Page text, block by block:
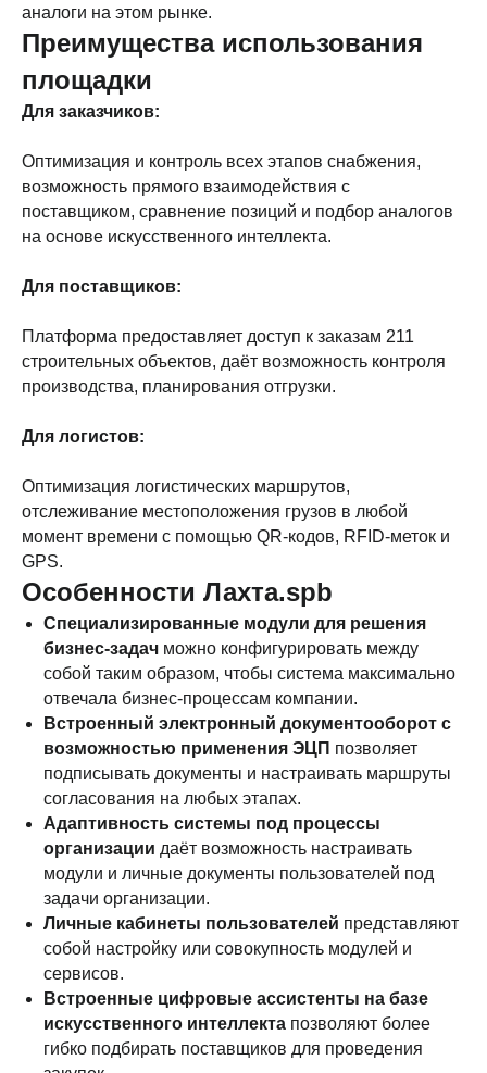
аналоги на этом рынке.
Преимущества использования
площадки
Для заказчиков:
Оптимизация и контроль всех этапов снабжения,
возможность прямого взаимодействия с
поставщиком, сравнение позиций и подбор аналогов
на основе искусственного интеллекта.
Для поставщиков:
Платформа предоставляет доступ к заказам 211
строительных объектов, даёт возможность контроля
производства, планирования отгрузки.
Для логистов:
Оптимизация логистических маршрутов,
отслеживание местоположения грузов в любой
момент времени с помощью QR-кодов, RFID-меток и
GPS.
Особенности Лахта.spb
Специализированные модули для решения
бизнес-задач можно конфигурировать между
собой таким образом, чтобы система максимально
отвечала бизнес-процессам компании.
Встроенный электронный документооборот с
возможностью применения ЭЦП позволяет
подписывать документы и настраивать маршруты
согласования на любых этапах.
Адаптивность системы под процессы
организации даёт возможность настраивать
модули и личные документы пользователей под
задачи организации.
Личные кабинеты пользователей представляют
собой настройку или совокупность модулей и
сервисов.
Встроенные цифровые ассистенты на базе
искусственного интеллекта позволяют более
гибко подбирать поставщиков для проведения
ПЕРЕЙТИ В КАТАЛОГ
Подберите IT-
решение в
PropTech-
каталоге